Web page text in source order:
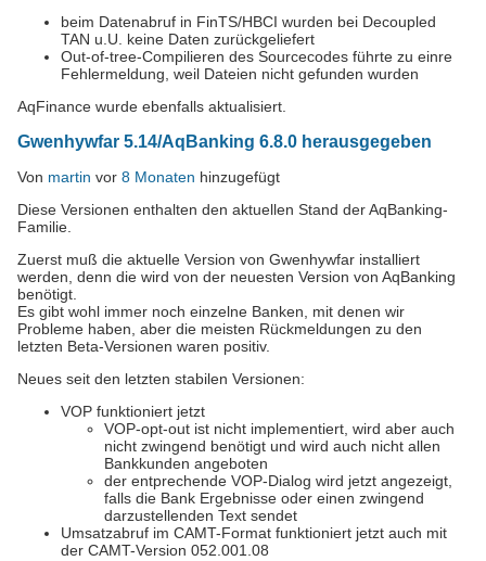
beim Datenabruf in FinTS/HBCI wurden bei Decoupled
TAN u.U. keine Daten zurückgeliefert
Out-of-tree-Compilieren des Sourcecodes führte zu einre
Fehlermeldung, weil Dateien nicht gefunden wurden
AqFinance wurde ebenfalls aktualisiert.
Gwenhywfar 5.14/AqBanking 6.8.0 herausgegeben
Von martin vor 8 Monaten hinzugefügt
Diese Versionen enthalten den aktuellen Stand der AqBanking-
Familie.
Zuerst muß die aktuelle Version von Gwenhywfar installiert
werden, denn die wird von der neuesten Version von AqBanking
benötigt.
Es gibt wohl immer noch einzelne Banken, mit denen wir
Probleme haben, aber die meisten Rückmeldungen zu den
letzten Beta-Versionen waren positiv.
Neues seit den letzten stabilen Versionen:
VOP funktioniert jetzt
VOP-opt-out ist nicht implementiert, wird aber auch
nicht zwingend benötigt und wird auch nicht allen
Bankkunden angeboten
der entprechende VOP-Dialog wird jetzt angezeigt,
falls die Bank Ergebnisse oder einen zwingend
darzustellenden Text sendet
Umsatzabruf im CAMT-Format funktioniert jetzt auch mit
der CAMT-Version 052.001.08